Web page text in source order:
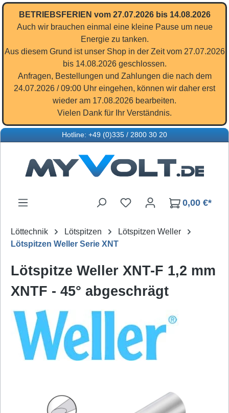
Zum Hauptinhalt springen
BETRIEBSFERIEN vom 27.07.2026 bis 14.08.2026
Auch wir brauchen einmal eine kleine Pause um neue
Energie zu tanken.
Aus diesem Grund ist unser Shop in der Zeit vom 27.07.2026
bis 14.08.2026 geschlossen.
Anfragen, Bestellungen und Zahlungen die nach dem
24.07.2026 / 09:00 Uhr eingehen, können wir daher erst
wieder am 17.08.2026 bearbeiten.
Vielen Dank für Ihr Verständnis.
Hotline: +49 (0)335 / 2800 30 20
Du hast 0 Produkte auf
0,00 €*
Löttechnik Lötspitzen
Lötspitzen Weller
Lötspitzen Weller Serie XNT
Lötspitze Weller XNT-F 1,2 mm
XNTF - 45° abgeschrägt